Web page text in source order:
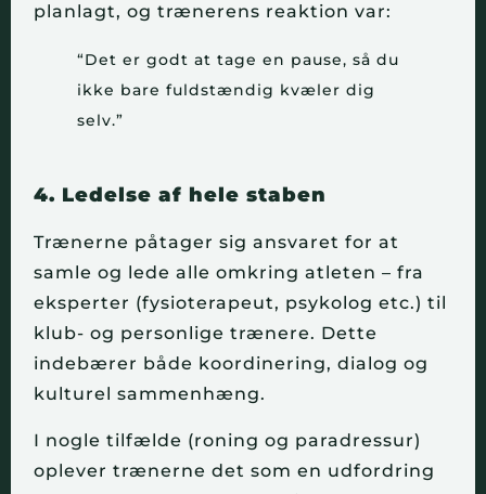
planlagt, og trænerens reaktion var:
“Det er godt at tage en pause, så du
ikke bare fuldstændig kvæler dig
selv.”
4. Ledelse af hele staben
Trænerne påtager sig ansvaret for at
samle og lede alle omkring atleten – fra
eksperter (fysioterapeut, psykolog etc.) til
klub- og personlige trænere. Dette
indebærer både koordinering, dialog og
kulturel sammenhæng.
I nogle tilfælde (roning og paradressur)
oplever trænerne det som en udfordring